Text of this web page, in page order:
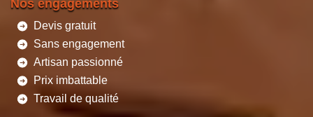
Nos engagements
Devis gratuit
Sans engagement
Artisan passionné
Prix imbattable
Travail de qualité